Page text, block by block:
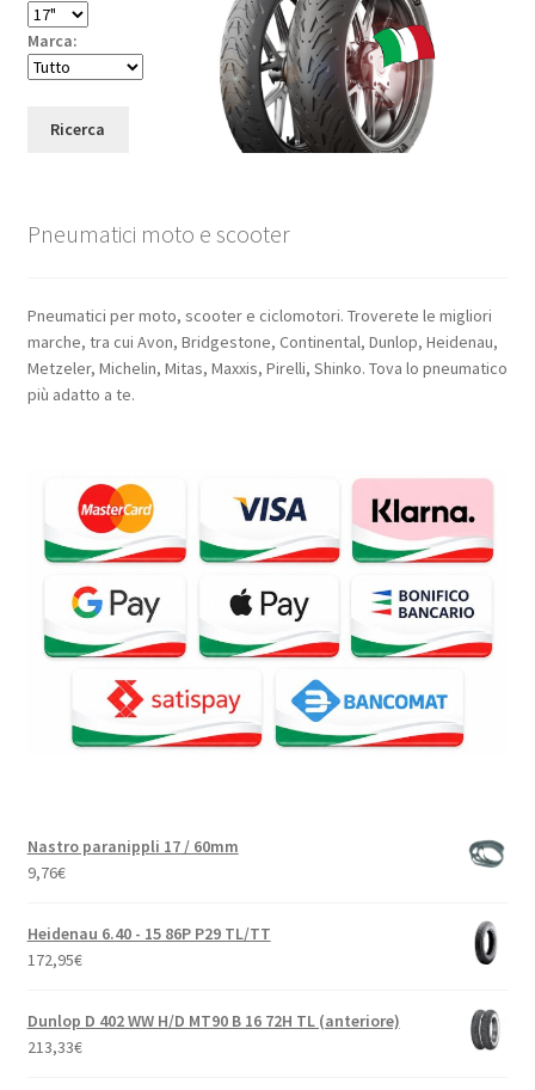
Marca:
Ricerca
Pneumatici moto e scooter
Pneumatici per moto, scooter e ciclomotori. Troverete le migliori
marche, tra cui Avon, Bridgestone, Continental, Dunlop, Heidenau,
Metzeler, Michelin, Mitas, Maxxis, Pirelli, Shinko. Tova lo pneumatico
più adatto a te.
Nastro paranippli 17 / 60mm
9,76€
Heidenau 6.40 - 15 86P P29 TL/TT
172,95€
Dunlop D 402 WW H/D MT90 B 16 72H TL (anteriore)
213,33€